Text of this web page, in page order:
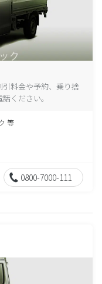
引料金や予約、乗り捨
ください。
等
0800-7000-111